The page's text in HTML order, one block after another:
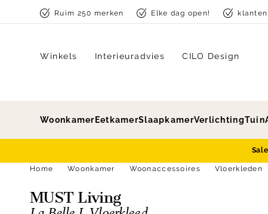
Skip to contentRuim 250 merken Elke dag open!
Winkels Interieuradvies CILO Design
Woonkamer EetkamerSlaapkamerVerlichtingTuin
Home
Woonkamer Woonaccessoires Vloerkleden
MUST Living